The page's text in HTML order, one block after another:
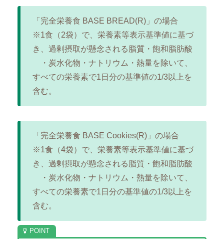
「完全栄養食 BASE BREAD(R)」の場合
※1食（2袋）で、栄養素等表示基準値に基づ
き、過剰摂取が懸念される脂質・飽和脂肪酸
・炭水化物・ナトリウム・熱量を除いて、
すべての栄養素で1日分の基準値の1/3以上を
含む。
「完全栄養食 BASE Cookies(R)」の場合
※1食（4袋）で、栄養素等表示基準値に基づ
き、過剰摂取が懸念される脂質・飽和脂肪酸
・炭水化物・ナトリウム・熱量を除いて、
すべての栄養素で1日分の基準値の1/3以上を
含む。